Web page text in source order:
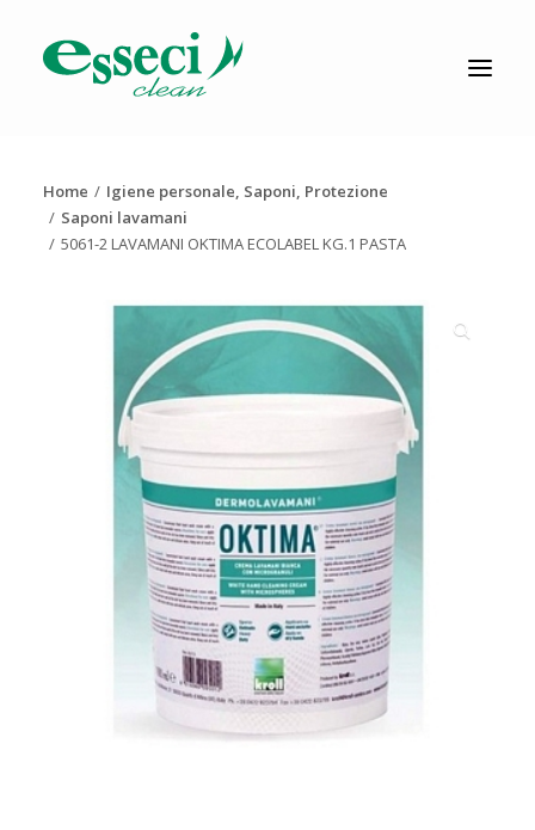
NEWS
RESOLV®
Ricerca
Home
Igiene personale, Saponi, Protezione
Saponi lavamani
5061-2 LAVAMANI OKTIMA ECOLABEL KG.1 PASTA